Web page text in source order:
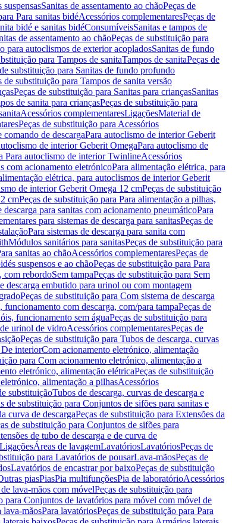
suspensasSanitas de assentamento ao chãoPeças de
Para sanitas bidéAcessórios complementaresPeças de
bidé e sanitas bidéConsumíveisSanitas e tampos de
de assentamento ao chãoPeças de substituição para
para autoclismos de exterior acopladosSanitas de fundo
para Tampos de sanitaTampos de sanitaPeças de
substituição para Sanitas de fundo profundo
de substituição para Tampos de sanita versão
Peças de substituição para Sanitas para criançasSanitas
de sanita para criançasPeças de substituição para
Acessórios complementaresLigaçõesMaterial de
Peças de substituição para Acessórios
comando de descargaPara autoclismo de interior Geberit
de interior Geberit OmegaPara autoclismo de
Para autoclismo de interior TwinlineAcessórios
com acionamento eletrónicoPara alimentação elétrica, para
elétrica, para autoclismos de interior Geberit
de interior Geberit Omega 12 cmPeças de substituição
cmPeças de substituição para Para alimentação a pilhas,
descarga para sanitas com acionamento pneumáticoPara
para sistemas de descarga para sanitasPeças de
Para sistemas de descarga para sanita com
Módulos sanitários para sanitasPeças de substituição para
sanitas ao chãoAcessórios complementaresPeças de
suspensos e ao chãoPeças de substituição para Para
com rebordoSem tampaPeças de substituição para Sem
descarga embutido para urinol ou com montagem
Peças de substituição para Com sistema de descarga
funcionamento com descarga, com/para tampaPeças de
funcionamento sem águaPeças de substituição para
urinol de vidroAcessórios complementaresPeças de
Peças de substituição para Tubos de descarga, curvas
De interiorCom acionamento eletrónico, alimentação
para Com acionamento eletrónico, alimentação a
eletrónico, alimentação elétricaPeças de substituição
alimentação a pilhasAcessórios
substituiçãoTubos de descarga, curvas de descarga e
de substituição para Conjuntos de sifões para sanitas e
curva de descargaPeças de substituição para Extensões da
de substituição para Conjuntos de sifões para
de tubo de descarga e de curva de
LigaçõesÁreas de lavagemLavatóriosLavatóriosPeças de
para Lavatórios de pousarLava-mãosPeças de
Lavatórios de encastrar por baixoPeças de substituição
piasPiasPia multifunçõesPia de laboratórioAcessórios
lava-mãos com móvelPeças de substituição para
para Conjuntos de lavatórios para móvel com móvel de
lava-mãosPara lavatóriosPeças de substituição para Para